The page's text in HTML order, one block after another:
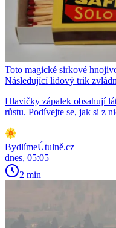
Toto magické sirkové
Následující lidový trik
Hlavičky zápalek obsahují
růstu. Podívejte se, jak si z
BydlímeÚtulně.cz
dnes, 05:05
2 min